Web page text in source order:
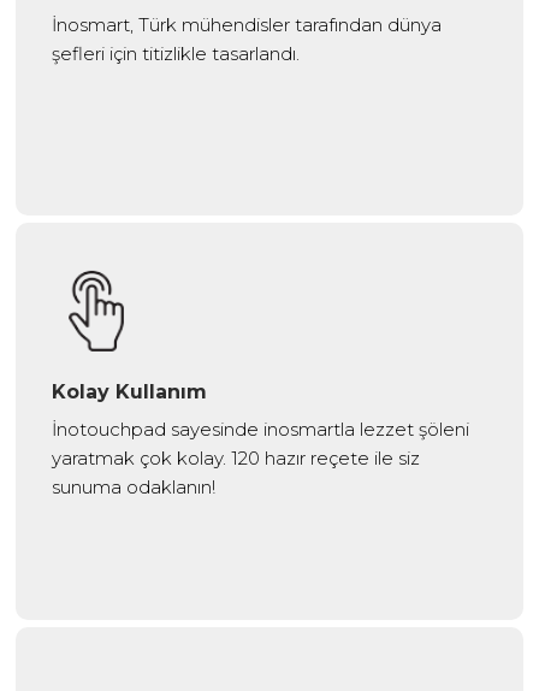
İnosmart, Türk mühendisler tarafından dünya
şefleri için titizlikle tasarlandı.
Kolay Kullanım
İnotouchpad sayesinde inosmartla lezzet şöleni
yaratmak çok kolay. 120 hazır reçete ile siz
sunuma odaklanın!